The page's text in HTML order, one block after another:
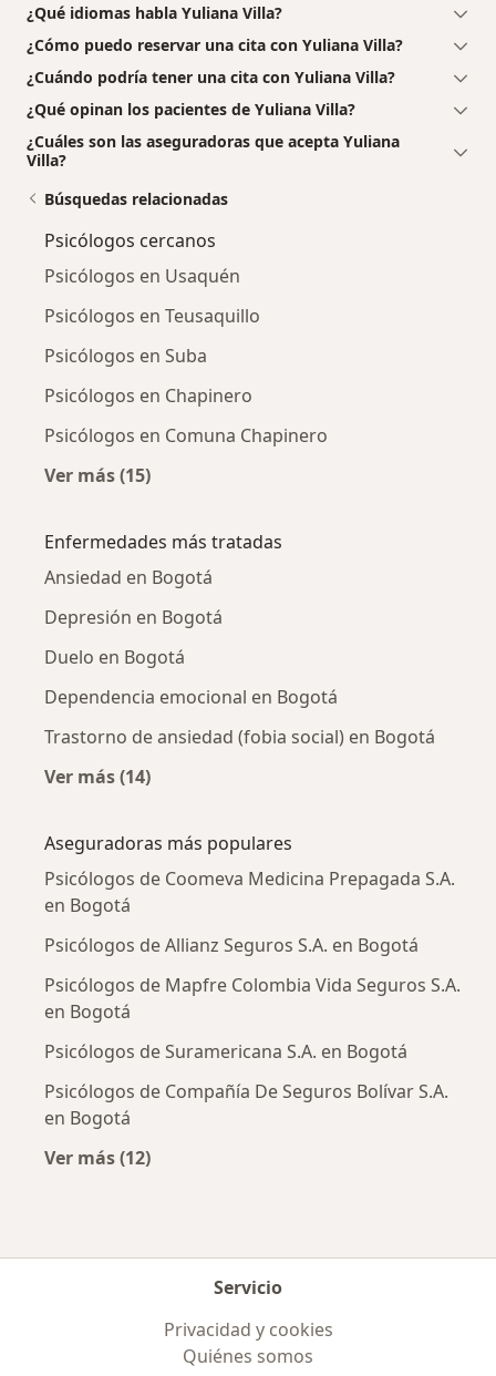
¿Qué idiomas habla Yuliana Villa?
¿Cómo puedo reservar una cita con Yuliana Villa?
¿Cuándo podría tener una cita con Yuliana Villa?
¿Qué opinan los pacientes de Yuliana Villa?
¿Cuáles son las aseguradoras que acepta Yuliana
Villa?
Búsquedas relacionadas
Psicólogos cercanos
Psicólogos en Usaquén
Psicólogos en Teusaquillo
Psicólogos en Suba
Psicólogos en Chapinero
Psicólogos en Comuna Chapinero
Ver más (15)
Enfermedades más tratadas
Ansiedad en Bogotá
Depresión en Bogotá
Duelo en Bogotá
Dependencia emocional en Bogotá
Trastorno de ansiedad (fobia social) en Bogotá
Ver más (14)
Aseguradoras más populares
Psicólogos de Coomeva Medicina Prepagada S.A.
en Bogotá
Psicólogos de Allianz Seguros S.A. en Bogotá
Psicólogos de Mapfre Colombia Vida Seguros S.A.
en Bogotá
Psicólogos de Suramericana S.A. en Bogotá
Psicólogos de Compañía De Seguros Bolívar S.A.
en Bogotá
Ver más (12)
Servicio
Privacidad y cookies
Quiénes somos